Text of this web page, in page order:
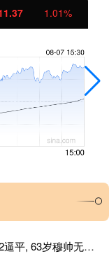
1.01%
新影宝 两球领先都不赢, 皇马遭意甲劲旅2-2逼平, 63岁穆帅无缘上任2连胜